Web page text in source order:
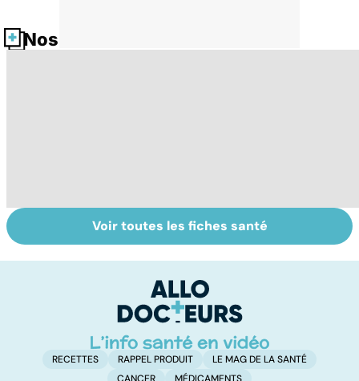
Nos fiches santé
HPV : tout savoir
sur les
La tuberculose
pulmonaire
Voir toutes les fiches santé
RECETTES RAPPEL PRODUIT
LE MAG DE LA SANTÉ
CANCER
MÉDICAMENTS